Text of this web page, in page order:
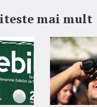
mai mult